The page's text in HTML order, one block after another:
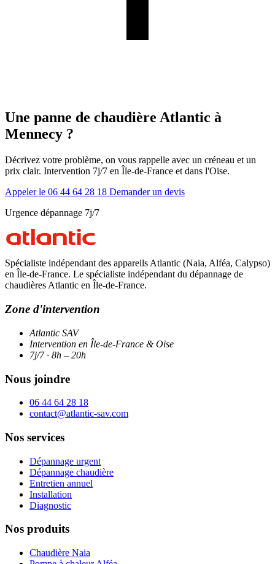
Une panne de chaudière Atlantic à
Mennecy ?
Décrivez votre problème, on vous rappelle avec un créneau et un
prix clair. Intervention 7j/7 en Île-de-France et dans l'Oise.
Appeler le 06 44 64 28 18 Demander un devis
Urgence dépannage 7j/7
Spécialiste indépendant des appareils Atlantic (Naia, Alféa, Calypso)
en Île-de-France. Le spécialiste indépendant du dépannage de
chaudières Atlantic en Île-de-France.
Zone d'intervention
Atlantic SAV
Intervention en Île-de-France & Oise
7j/7 · 8h – 20h
Nous joindre
06 44 64 28 18
contact@atlantic-sav.com
Nos services
Dépannage urgent
Dépannage chaudière
Entretien annuel
Installation
Diagnostic
Nos produits
Chaudière Naia